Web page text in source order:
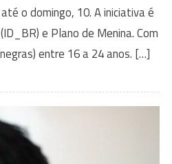
o domingo, 10. A iniciativa é
e Plano de Menina. Com
entre 16 a 24 anos. […]